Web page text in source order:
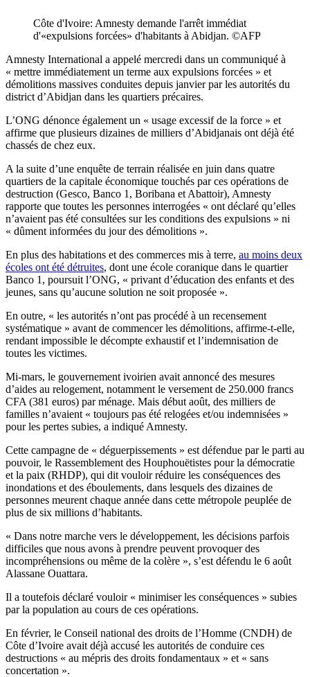
Côte d'Ivoire: Amnesty demande l'arrêt immédiat
d'«expulsions forcées» d'habitants à Abidjan. ©️AFP
Amnesty International a appelé mercredi dans un communiqué à
« mettre immédiatement un terme aux expulsions forcées » et
démolitions massives conduites depuis janvier par les autorités du
district d’Abidjan dans les quartiers précaires.
L’ONG dénonce également un « usage excessif de la force » et
affirme que plusieurs dizaines de milliers d’Abidjanais ont déjà été
chassés de chez eux.
A la suite d’une enquête de terrain réalisée en juin dans quatre
quartiers de la capitale économique touchés par ces opérations de
destruction (Gesco, Banco 1, Boribana et Abattoir), Amnesty
rapporte que toutes les personnes interrogées « ont déclaré qu’elles
n’avaient pas été consultées sur les conditions des expulsions » ni
« dûment informées du jour des démolitions ».
En plus des habitations et des commerces mis à terre, au moins deux
écoles ont été détruites, dont une école coranique dans le quartier
Banco 1, poursuit l’ONG, « privant d’éducation des enfants et des
jeunes, sans qu’aucune solution ne soit proposée ».
En outre, « les autorités n’ont pas procédé à un recensement
systématique » avant de commencer les démolitions, affirme-t-elle,
rendant impossible le décompte exhaustif et l’indemnisation de
toutes les victimes.
Mi-mars, le gouvernement ivoirien avait annoncé des mesures
d’aides au relogement, notamment le versement de 250.000 francs
CFA (381 euros) par ménage. Mais début août, des milliers de
familles n’avaient « toujours pas été relogées et/ou indemnisées »
pour les pertes subies, a indiqué Amnesty.
Cette campagne de « déguerpissements » est défendue par le parti au
pouvoir, le Rassemblement des Houphouëtistes pour la démocratie
et la paix (RHDP), qui dit vouloir réduire les conséquences des
inondations et des éboulements, dans lesquels des dizaines de
personnes meurent chaque année dans cette métropole peuplée de
plus de six millions d’habitants.
« Dans notre marche vers le développement, les décisions parfois
difficiles que nous avons à prendre peuvent provoquer des
incompréhensions ou même de la colère », s’est défendu le 6 août
Alassane Ouattara.
Il a toutefois déclaré vouloir « minimiser les conséquences » subies
par la population au cours de ces opérations.
En février, le Conseil national des droits de l’Homme (CNDH) de
Côte d’Ivoire avait déjà accusé les autorités de conduire ces
destructions « au mépris des droits fondamentaux » et « sans
concertation ».